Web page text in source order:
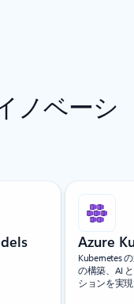
ノベーシ
Azure
Kubernetes
の構築、AI
ションを実